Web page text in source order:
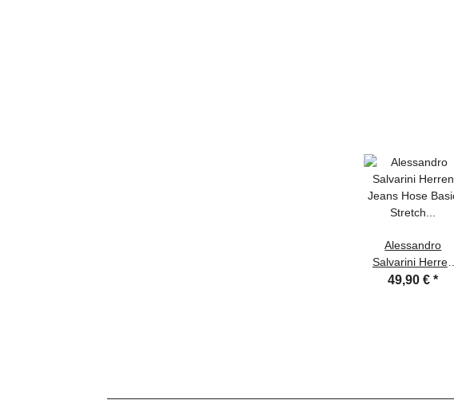
Alessandro
Salvarini Herren
Jeans Hose Basic
49,90 €*